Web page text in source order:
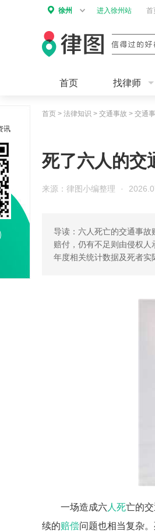
徐州 进入徐州站 首
首页 找律师
首页 > 法律知识 > 交通事故 > 交通
死了六人的交
来源：律图小编整理 ·
导读：六人死亡的交通事故
赔付，仍有不足则由侵权
年度相关统计数据及死者实
一场造成六人死亡的
续的赔偿问题也相当复杂
讯